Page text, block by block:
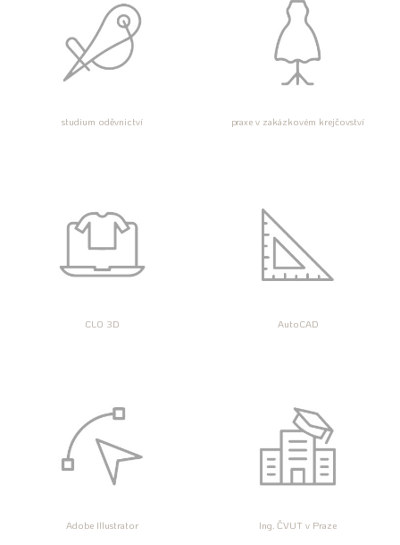
studium oděvnictví praxe v zakázkovém krejčovství
CLO 3D AutoCAD
Adobe Illustrator Ing. ČVUT v Praze